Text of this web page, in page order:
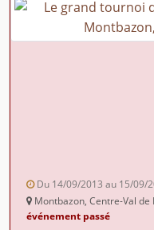
Du 14/09/2013 au 15/09/
Montbazon, Centre-Val de
événement passé